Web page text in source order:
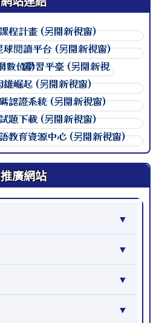
連至 http://
連至 http://
連至 http://
連至 http://
連至 http://
連至 http://
連至 http://
推廣網站